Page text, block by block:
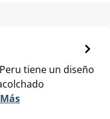
tiene un diseño
Más